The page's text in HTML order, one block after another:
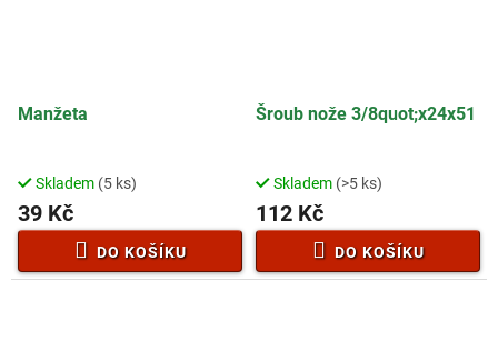
Manžeta
Skladem (5 ks)
39 Kč
DO KOŠÍKU
Šroub nože 3/8quot;x24x51
Skladem (>5 ks)
112 Kč
DO KOŠÍKU